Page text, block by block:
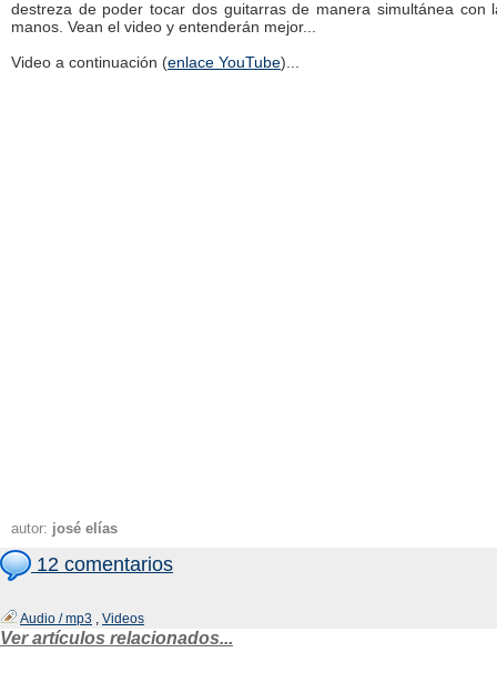
destreza de poder tocar dos guitarras de manera simultánea con
manos. Vean el video y entenderán mejor...
Video a continuación (enlace YouTube)...
autor: josé elías
12 comentarios
Audio / mp3 , Videos
Ver artículos relacionados...